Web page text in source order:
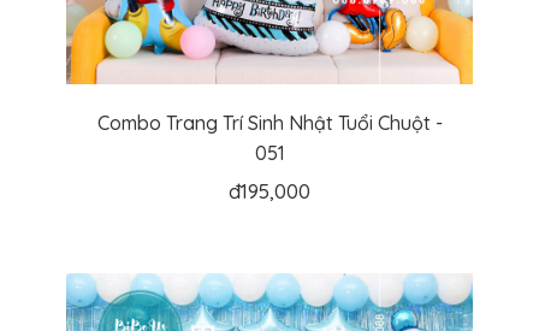
Combo Trang Trí Sinh Nhật Tuổi Chuột -
051
đ195,000